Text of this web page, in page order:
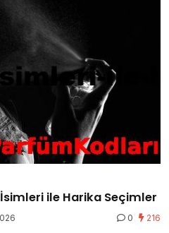
ile Harika Seçimler
0 216